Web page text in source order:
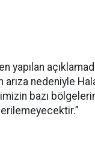
yapılan
arıza nedeniyle
bazı